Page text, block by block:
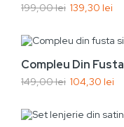
Nou
199,00 lei 139,30 lei
-30%
Nou
Compleu Din
149,00 lei 104,30 lei